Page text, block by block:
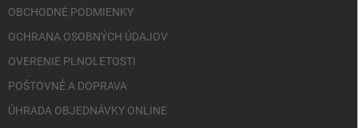
OBCHODNÉ PODMIENKY
OCHRANA OSOBNÝCH ÚDAJOV
OVERENIE PLNOLETOSTI
POŠTOVNÉ A DOPRAVA
ÚHRADA OBJEDNÁVKY ONLINE